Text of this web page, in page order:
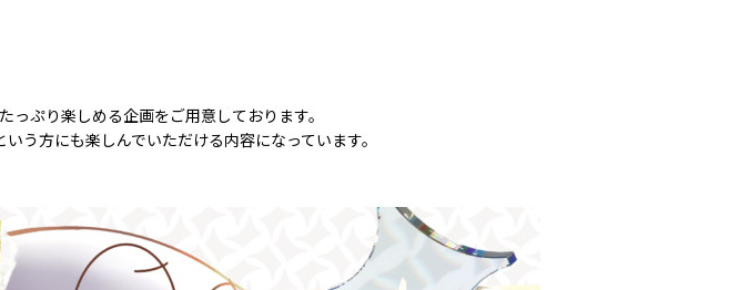
ぷり楽しめる企画をご用意しております。
う方にも楽しんでいただける内容になっています。